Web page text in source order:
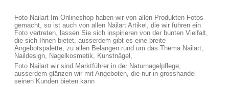
Foto Nailart Im Onlineshop haben wir von allen Produkten Fotos
gemacht, so ist auch von allen Nailart Artikel, die wir führen ein
Foto vertreten, lassen Sie sich inspirieren von der bunten Vielfalt,
die sich Ihnen bietet, ausserdem gibt es eine breite
Angebotspalette, zu allen Belangen rund um das Thema Nailart,
Naildesign, Nagelkosmetik, Kunstnägel,
Foto Nailart wir sind Marktführer in der Naturnagelpflege,
ausserdem glänzen wir mit Angeboten, die nur in grosshandel
seinen Kunden bieten kann